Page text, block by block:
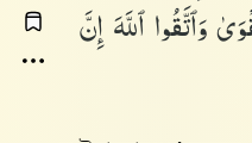
وَٱتَّقُوا۟ٱللَّهَإِنَّ